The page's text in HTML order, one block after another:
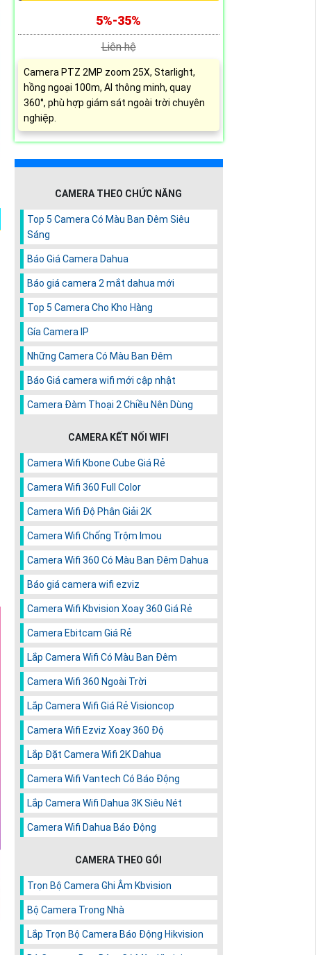
5%-35%
Liên hệ
Camera PTZ 2MP zoom 25X, Starlight,
hồng ngoại 100m, AI thông minh, quay
360°, phù hợp giám sát ngoài trời chuyên
nghiệp.
CAMERA THEO CHỨC NĂNG
Top 5 Camera Có Màu Ban Đêm Siêu
Sáng
Báo Giá Camera Dahua
Báo giá camera 2 mắt dahua mới
Top 5 Camera Cho Kho Hàng
Gía Camera IP
Những Camera Có Màu Ban Đêm
Báo Giá camera wifi mới cập nhật
Camera Đàm Thoại 2 Chiều Nên Dùng
CAMERA KẾT NỐI WIFI
Camera Wifi Kbone Cube Giá Rẻ
Camera Wifi 360 Full Color
Camera Wifi Độ Phân Giải 2K
Camera Wifi Chống Trộm Imou
Camera Wifi 360 Có Màu Ban Đêm Dahua
Báo giá camera wifi ezviz
Camera Wifi Kbvision Xoay 360 Giá Rẻ
Camera Ebitcam Giá Rẻ
Lắp Camera Wifi Có Màu Ban Đêm
Camera Wifi 360 Ngoài Trời
Lắp Camera Wifi Giá Rẻ Visioncop
Camera Wifi Ezviz Xoay 360 Độ
Lắp Đặt Camera Wifi 2K Dahua
Camera Wifi Vantech Có Báo Động
Lắp Camera Wifi Dahua 3K Siêu Nét
Camera Wifi Dahua Báo Động
CAMERA THEO GÓI
Trọn Bộ Camera Ghi Âm Kbvision
Bộ Camera Trong Nhà
Lắp Trọn Bộ Camera Báo Động Hikvision